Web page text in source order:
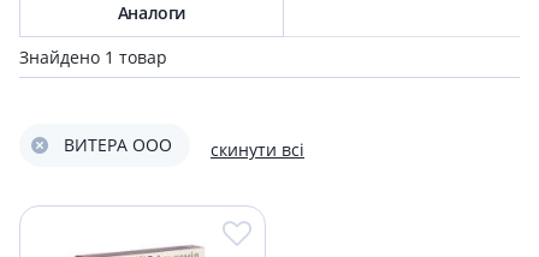
Аналоги
Знайдено 1 товар
ВИТЕРА ООО скинути всі